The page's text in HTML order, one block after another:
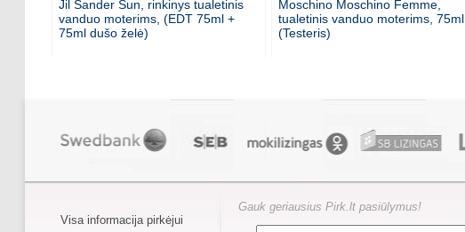
Jil Sander Sun, rinkinys tualetinis
vanduo moterims, (EDT 75ml +
75ml dušo želė)
Moschino Moschino Femme,
tualetinis vanduo moterims, 75ml,
(Testeris)
Visa informacija pirkėjui
Gauk geriausius Pirk.lt pasiūlymus!